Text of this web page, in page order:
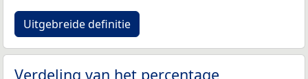
Uitgebreide definitie
Verdeling van het percentage